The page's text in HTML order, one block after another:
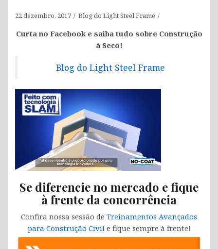
22 dezembro, 2017 Blog do Light Steel Frame
Curta no Facebook e saiba tudo sobre Construção
à Seco!
Blog do Light Steel Frame
Se diferencie no mercado e fique
à frente da concorrência
Confira nossa sessão de Treinamentos Avançados
para Construção Civile fique sempre à frente!